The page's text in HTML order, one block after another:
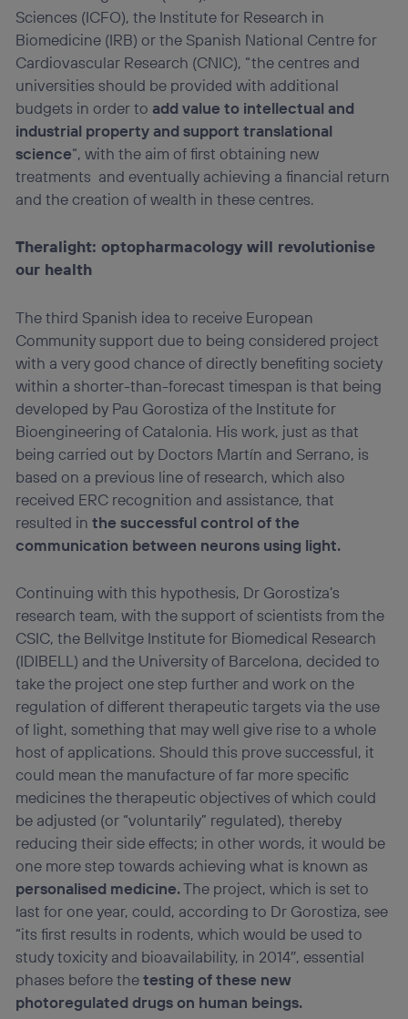
Sciences (ICFO), the Institute for Research in
Biomedicine (IRB) or the Spanish National Centre for
Cardiovascular Research (CNIC), “the centres and
universities should be provided with additional
budgets in order to add value to intellectual and
industrial property and support translational
science“, with the aim of first obtaining new
treatments and eventually achieving a financial return
and the creation of wealth in these centres.
Theralight: optopharmacology will revolutionise
our health
The third Spanish idea to receive European
Community support due to being considered project
with a very good chance of directly benefiting society
within a shorter-than-forecast timespan is that being
developed by Pau Gorostiza of the Institute for
Bioengineering of Catalonia. His work, just as that
being carried out by Doctors Martín and Serrano, is
based on a previous line of research, which also
received ERC recognition and assistance, that
resulted inthe successful control of the
communication between neurons using light.
Continuing with this hypothesis, Dr Gorostiza’s
research team, with the support of scientists from the
CSIC, the Bellvitge Institute for Biomedical Research
(IDIBELL) and the University of Barcelona, decided to
take the project one step further and work on the
regulation of different therapeutic targets via the use
of light, something that may well give rise to a whole
host of applications. Should this prove successful, it
could mean the manufacture of far more specific
medicines the therapeutic objectives of which could
be adjusted (or “voluntarily” regulated), thereby
reducing their side effects; in other words, it would be
one more step towards achieving what is known as
personalised medicine.The project, which is set to
last for one year, could, according to Dr Gorostiza, see
“its first results in rodents, which would be used to
study toxicity and bioavailability, in 2014″, essential
phases before thetesting of these new
photoregulated drugs on human beings.